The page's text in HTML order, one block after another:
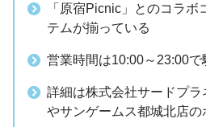
「原宿Picnic」とのコラボ
テムが揃っている
営業時間は10:00～23:00で
詳細は株式会社サードプラ
やサンゲームス都城北店